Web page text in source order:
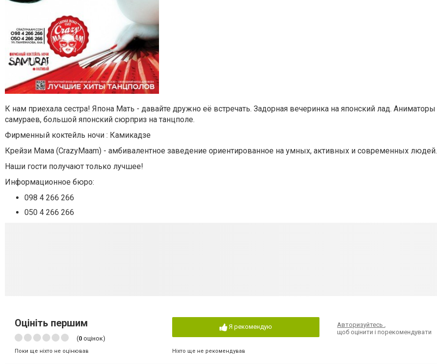
К нам приехала сестра! Япона Мать - давайте дружно её встречать. Задорная вечеринка на японский лад.
самураев, большой японский сюрприз на танцполе.
Фирменный коктейль ночи : Камикадзе
Крейзи Мама (CrazyMaam) - амбивалентное заведение ориентированное на умных, активных и современных людей.
Наши гости получают только лучшее!
Информационное бюро:
098 4 266 266
050 4 266 266
Оцініть першим
(0 оцінок)
Поки ще ніхто не оцінював
Я рекомендую
Ніхто ще не рекомендував
Авторизуйтесь,
щоб оцінити і порекомендувати